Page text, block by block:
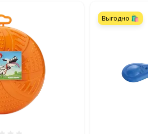
Выгодно 🛍️